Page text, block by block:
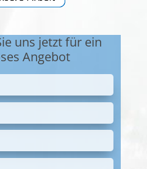
uns jetzt für ein
Angebot